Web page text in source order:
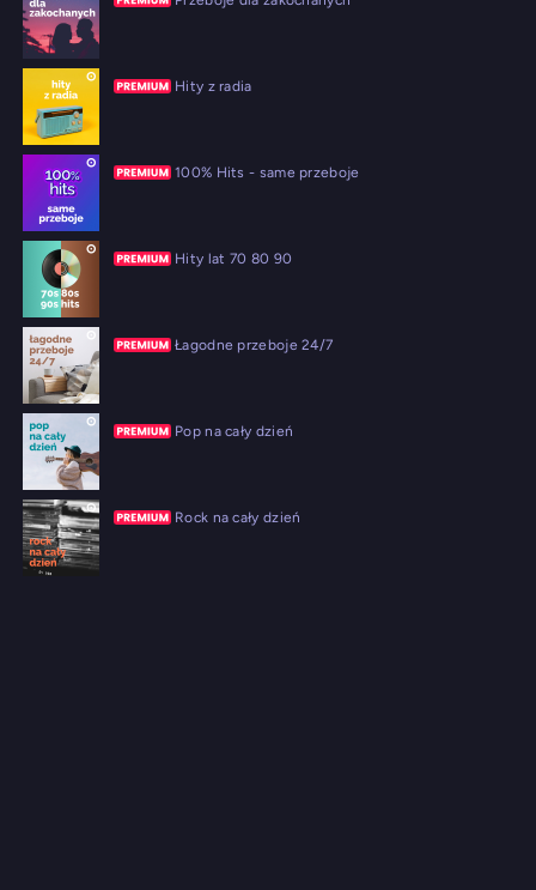
Hity z radia
100% Hits - same przeboje
Hity lat 70 80 90
Łagodne przeboje 24/7
Pop na cały dzień
Rock na cały dzień